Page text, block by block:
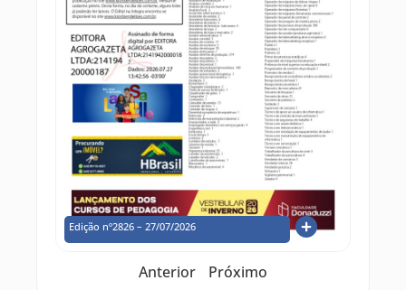
Edição nº2826 – 27/07/2026
Anterior Próximo